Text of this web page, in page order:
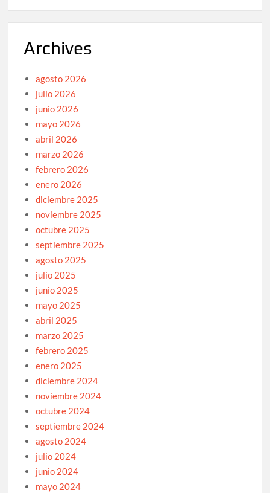
Archives
agosto 2026
julio 2026
junio 2026
mayo 2026
abril 2026
marzo 2026
febrero 2026
enero 2026
diciembre 2025
noviembre 2025
octubre 2025
septiembre 2025
agosto 2025
julio 2025
junio 2025
mayo 2025
abril 2025
marzo 2025
febrero 2025
enero 2025
diciembre 2024
noviembre 2024
octubre 2024
septiembre 2024
agosto 2024
julio 2024
junio 2024
mayo 2024